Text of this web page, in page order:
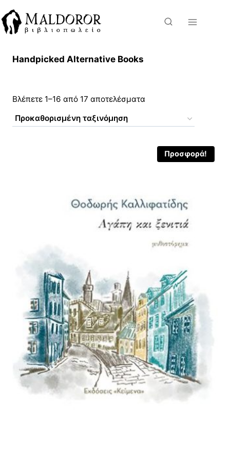
to
content
Handpicked Alternative Books
Βλέπετε 1–16 από 17 αποτελέσματα
Προσφορά!